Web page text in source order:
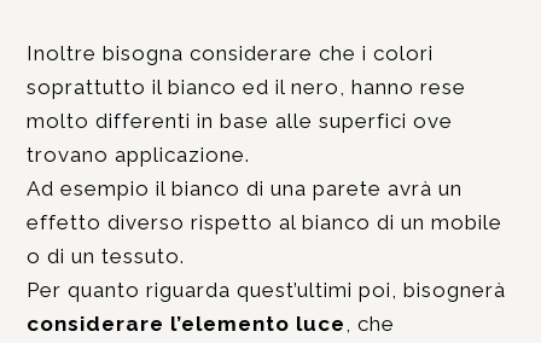
Inoltre bisogna considerare che i colori
soprattutto il bianco ed il nero, hanno rese
molto differenti in base alle superfici ove
trovano applicazione.
Ad esempio il bianco di una parete avrà un
effetto diverso rispetto al bianco di un mobile
o di un tessuto.
Per quanto riguarda quest’ultimi poi, bisognerà
considerare l’elemento luce , che